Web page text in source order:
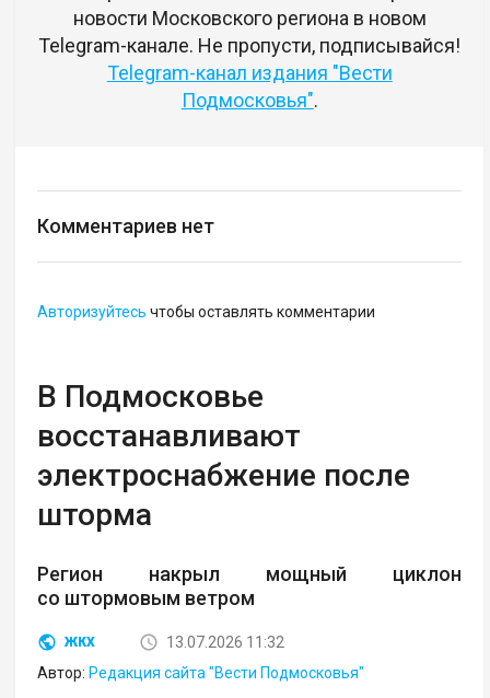
новости Московского региона в новом
Telegram-канале. Не пропусти, подписывайся!
Telegram-канал издания "Вести
Подмосковья".
Комментариев нет
Авторизуйтесь чтобы оставлять комментарии
В Подмосковье
восстанавливают
электроснабжение после
шторма
Регион накрыл мощный циклон
со штормовым ветром
ЖКХ
13.07.2026 11:32
Автор: Редакция сайта "Вести Подмосковья"